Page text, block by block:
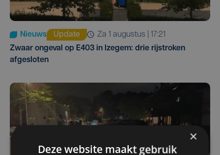
Nieuws Update
za 1 augustus | 17:21
Zwaar ongeval op E403 in Izegem: drie rijstroken
afgesloten
×
Deze website maakt gebruik